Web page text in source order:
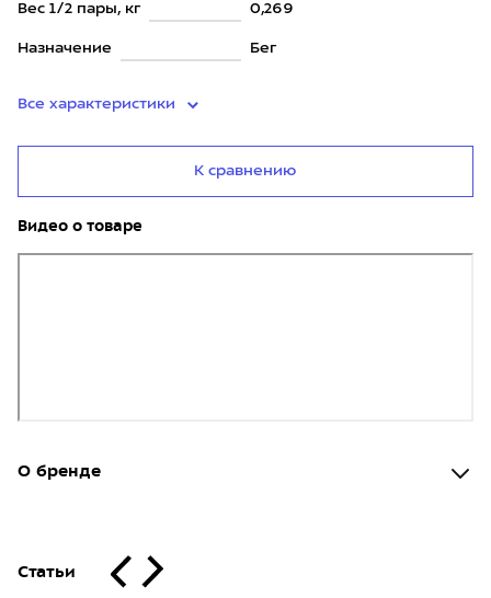
Вес 1/2 пары, кг 0,269
Назначение Бег
Все характеристики
К сравнению
Видео о товаре
О бренде
Статьи